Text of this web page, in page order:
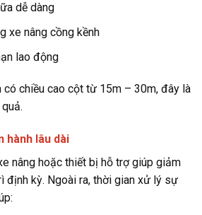
dễ dàng
xe nâng cồng kềnh
lao động
chiều cao cột từ 15m – 30m, đây là
hành lâu dài
nâng hoặc thiết bị hỗ trợ giúp giảm
định kỳ. Ngoài ra, thời gian xử lý sự